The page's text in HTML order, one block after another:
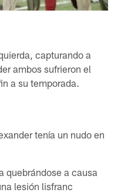
capturando a
ambos sufrieron el
a su temporada.
tenía un nudo en
quebrándose a causa
lesión lisfranc